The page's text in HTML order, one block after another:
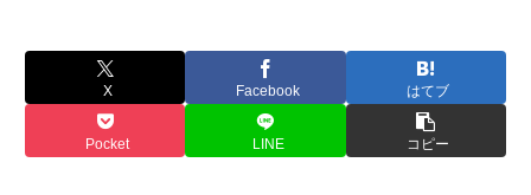
X Facebook はてブ
Pocket LINE コピー